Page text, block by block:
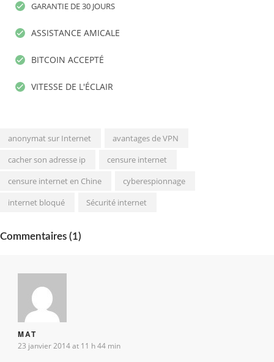
GARANTIE DE 30 JOURS
ASSISTANCE AMICALE
BITCOIN ACCEPTÉ
VITESSE DE L'ÉCLAIR
anonymat sur Internet
avantages de VPN
cacher son adresse ip
censure internet
censure internet en Chine
cyberespionnage
internet bloqué
Sécurité internet
Commentaires (1)
MAT
23 janvier 2014 at 11 h 44 min